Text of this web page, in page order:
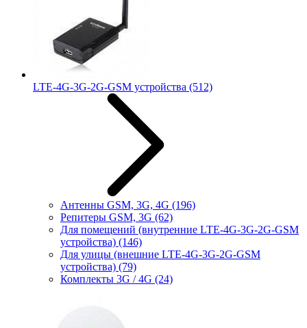
LTE-4G-3G-2G-GSM устройства (512)
Антенны GSM, 3G, 4G (196)
Репитеры GSM, 3G (62)
Для помещений (внутренние LTE-4G-3G-2G-GSM
устройства) (146)
Для улицы (внешние LTE-4G-3G-2G-GSM
устройства) (79)
Комплекты 3G / 4G (24)